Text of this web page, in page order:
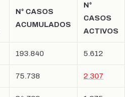
N° CASOS
ACUMULADOS
N°
CASOS
ACTIVOS
193.840 5.612
75.738 2.307